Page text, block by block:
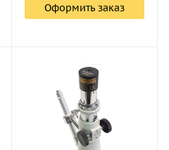
Оформить заказ